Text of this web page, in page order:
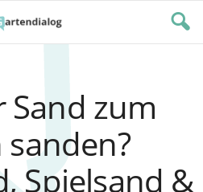
Sand zum
sanden?
Spielsand &